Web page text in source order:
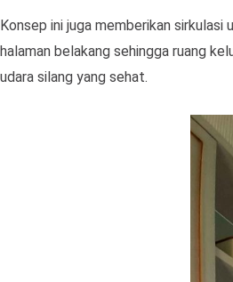
Konsep ini juga memberikan
halaman belakang sehingga ruang
udara silang yang sehat.